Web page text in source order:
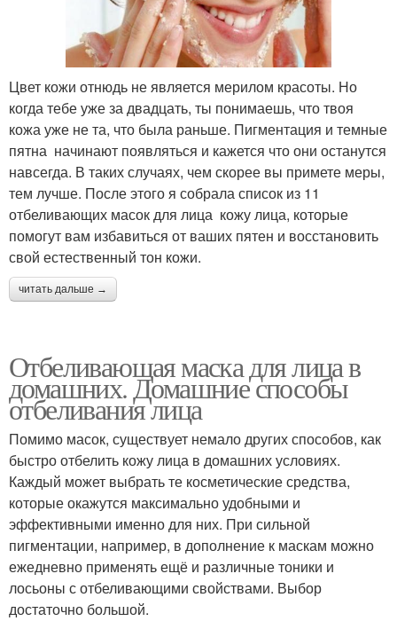
Цвет кожи отнюдь не является мерилом красоты. Но
когда тебе уже за двадцать, ты понимаешь, что твоя
кожа уже не та, что была раньше. Пигментация и темные
пятна начинают появляться и кажется что они останутся
навсегда. В таких случаях, чем скорее вы примете меры,
тем лучше. После этого я собрала список из 11
отбеливающих масок для лица кожу лица, которые
помогут вам избавиться от ваших пятен и восстановить
свой естественный тон кожи.
читать дальше →
Отбеливающая маска для лица в
домашних. Домашние способы
отбеливания лица
Помимо масок, существует немало других способов, как
быстро отбелить кожу лица в домашних условиях.
Каждый может выбрать те косметические средства,
которые окажутся максимально удобными и
эффективными именно для них. При сильной
пигментации, например, в дополнение к маскам можно
ежедневно применять ещё и различные тоники и
лосьоны с отбеливающими свойствами. Выбор
достаточно большой.